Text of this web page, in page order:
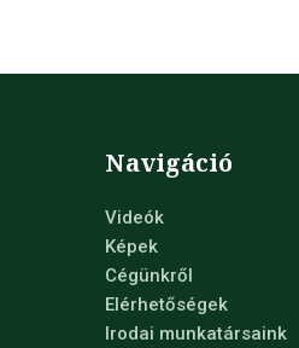
Navigáció
Videók
Képek
Cégünkről
Elérhetőségek
Irodai munkatársaink